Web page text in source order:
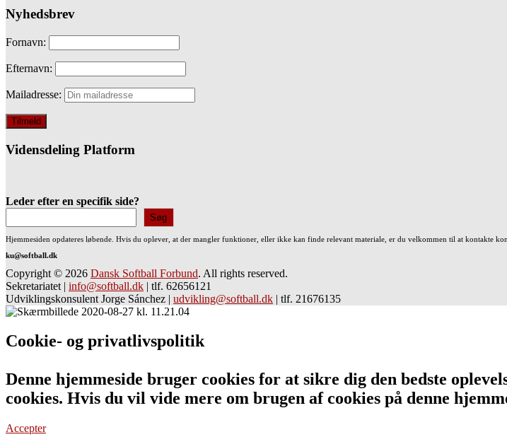
Nyhedsbrev
Fornavn:
Efternavn:
Mailadresse:
Vidensdeling Platform
Leder efter en specifik side?
Søg
Hjemmesiden opdateres løbende. Hvis du oplever, at der mangler funktioner, eller ikke kan finde relevant materiale, er du velkommen til at kontakte
ku@softball.dk
Copyright © 2026 Dansk Softball Forbund. All rights reserved.
Sekretariatet | info@softball.dk | tlf. 62656121
Udviklingskonsulent Jorge Sánchez | udvikling@softball.dk | tlf. 21676135
Cookie- og privatlivspolitik
Denne hjemmeside bruger cookies for at sikre dig den bedste
cookies. Hvis du vil vide mere om brugen af cookies på denne
Accepter